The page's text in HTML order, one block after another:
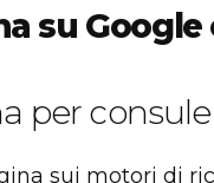
su
per
sui motori di